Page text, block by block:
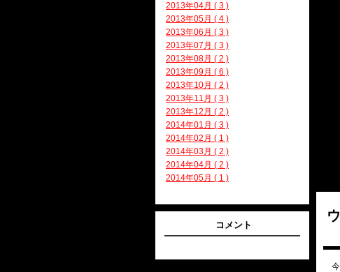
2013年04月 ( 3 )
2013年05月 ( 4 )
2013年06月 ( 3 )
2013年07月 ( 3 )
2013年08月 ( 2 )
2013年09月 ( 6 )
2013年10月 ( 2 )
2013年11月 ( 3 )
2013年12月 ( 2 )
2014年01月 ( 3 )
2014年02月 ( 1 )
2014年03月 ( 2 )
2014年04月 ( 2 )
2014年05月 ( 1 )
コメント